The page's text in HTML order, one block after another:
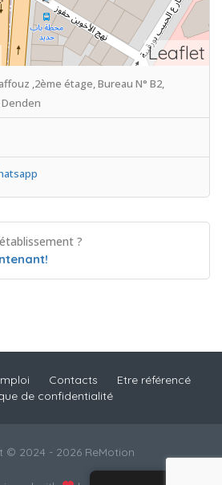
Leaflet
,2ème étage, Bureau N° B2,
?
Contacts
Etre référencé
de confidentialité
© 2024 - 2026 ReMotion